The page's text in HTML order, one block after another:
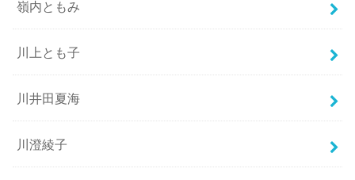
嶺内ともみ
川上とも子
川井田夏海
川澄綾子